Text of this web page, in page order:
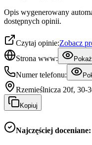
Opis wygenerowany
dostępnych opinii.
Czytaj opinie:Zobacz
Strona www:
Numer telefonu:
Rzemieślnicza 20f, 30-
Kopiuj
Najczęściej doceniane: